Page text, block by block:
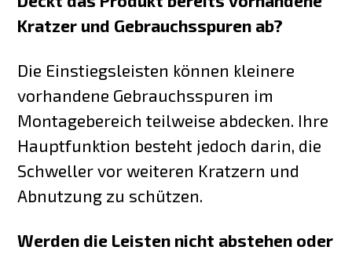
Kratzer und Gebrauchsspuren ab?
Die Einstiegsleisten können kleinere
vorhandene Gebrauchsspuren im
Montagebereich teilweise abdecken. Ihre
Hauptfunktion besteht jedoch darin, die
Schweller vor weiteren Kratzern und
Abnutzung zu schützen.
Werden die Leisten nicht abstehen oder